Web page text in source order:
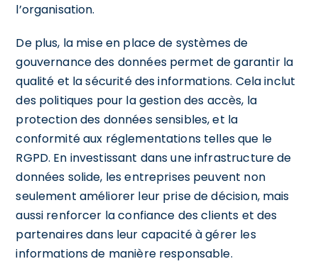
l’organisation.
De plus, la mise en place de systèmes de
gouvernance des données permet de garantir la
qualité et la sécurité des informations. Cela inclut
des politiques pour la gestion des accès, la
protection des données sensibles, et la
conformité aux réglementations telles que le
RGPD. En investissant dans une infrastructure de
données solide, les entreprises peuvent non
seulement améliorer leur prise de décision, mais
aussi renforcer la confiance des clients et des
partenaires dans leur capacité à gérer les
informations de manière responsable.